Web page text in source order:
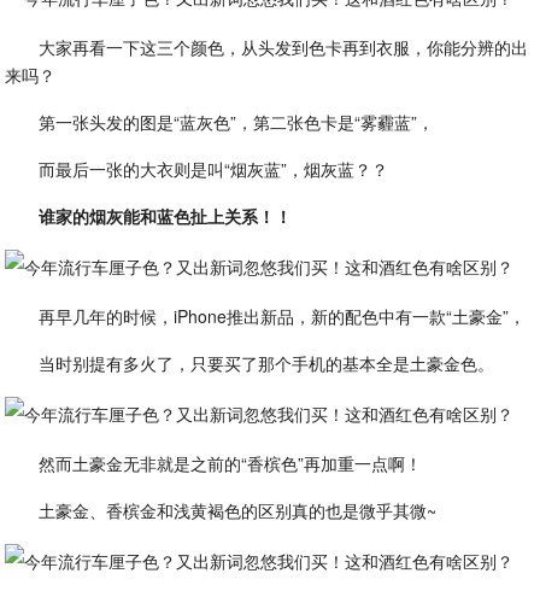
大家再看一下这三个颜色，从头发到色卡再到衣服，你能分辨的出
来吗？
第一张头发的图是“蓝灰色”，第二张色卡是“雾霾蓝”，
而最后一张的大衣则是叫“烟灰蓝”，烟灰蓝？？
谁家的烟灰能和蓝色扯上关系！！
再早几年的时候，iPhone推出新品，新的配色中有一款“土豪金”，
当时别提有多火了，只要买了那个手机的基本全是土豪金色。
然而土豪金无非就是之前的“香槟色”再加重一点啊！
土豪金、香槟金和浅黄褐色的区别真的也是微乎其微~